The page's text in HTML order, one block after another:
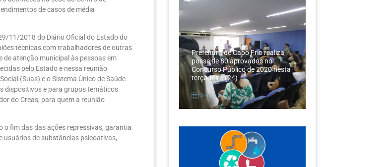
de casos de média
11/2018 do Diário Oficial do Estado do
técnicas com trabalhadores de outras
de atenção municipal às pessoas em
pelo Estado e nessa reunião
(Suas) e o Sistema Único de Saúde
dispositivos e para grupos temáticos
do Creas, para quem a reunião
o fim das das ações repressivas, garantia
usuários de substâncias psicoativas,
Prefeitura de Cabo Frio realiza
posse de 80 aprovados no
Concurso Público de 2020 nesta
terça-feira (24)
24/12/2024